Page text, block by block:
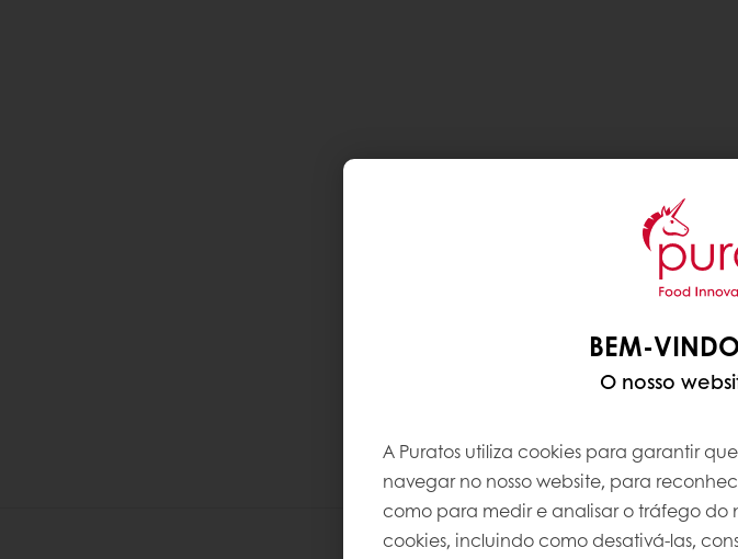
BEM-
O nosso
A Puratos utiliza cookies para garantir
navegar no nosso website, para
como para medir e analisar o tráfego do
cookies, incluindo como desativá-las,